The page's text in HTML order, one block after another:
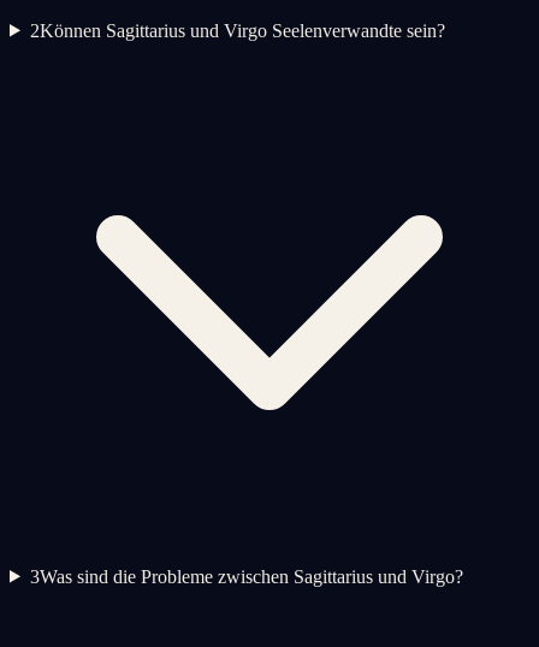
2Können Sagittarius und Virgo Seelenverwandte sein?
3Was sind die Probleme zwischen Sagittarius und Virgo?